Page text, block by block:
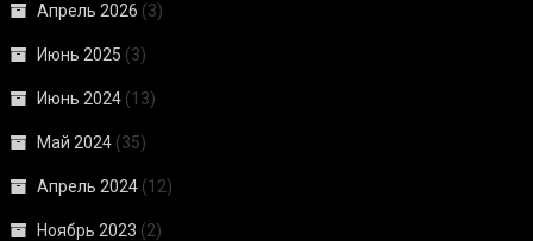
Апрель 2026 (3)
Июнь 2025 (3)
Июнь 2024 (13)
Май 2024 (35)
Апрель 2024 (12)
Ноябрь 2023 (2)